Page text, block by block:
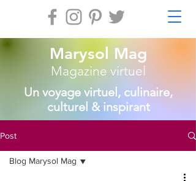
Marysol Mag
Magazine virtuel
Un voyage virtuel, culinaire,
culturel & inspirant
Post
Blog Marysol Mag